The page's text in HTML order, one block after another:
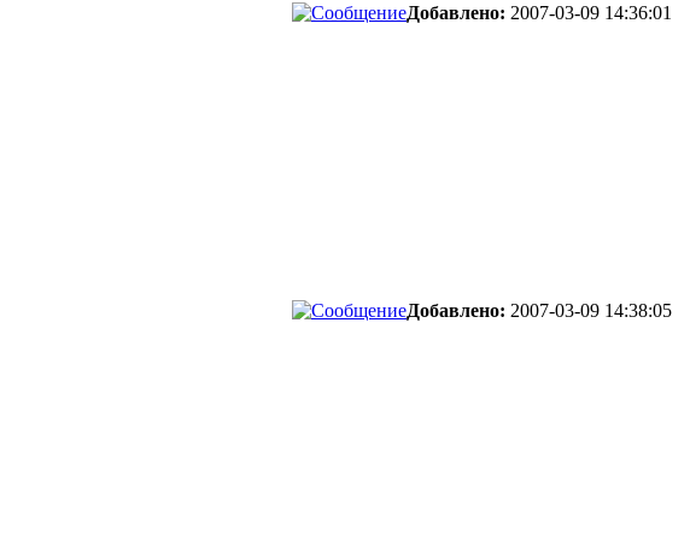
Добавлено: 2007-03-09 14:36:01
Добавлено: 2007-03-09 14:38:05